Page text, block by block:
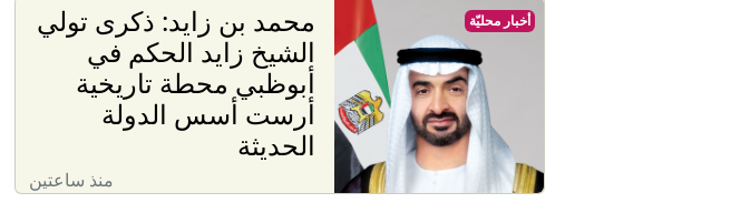
محمد بن زايد: ذكرى تولي
الشيخ زايد الحكم في
أبوظبي محطة تاريخية
أرست أسس الدولة
الحديثة
منذ ساعتين
أخبار محليّة